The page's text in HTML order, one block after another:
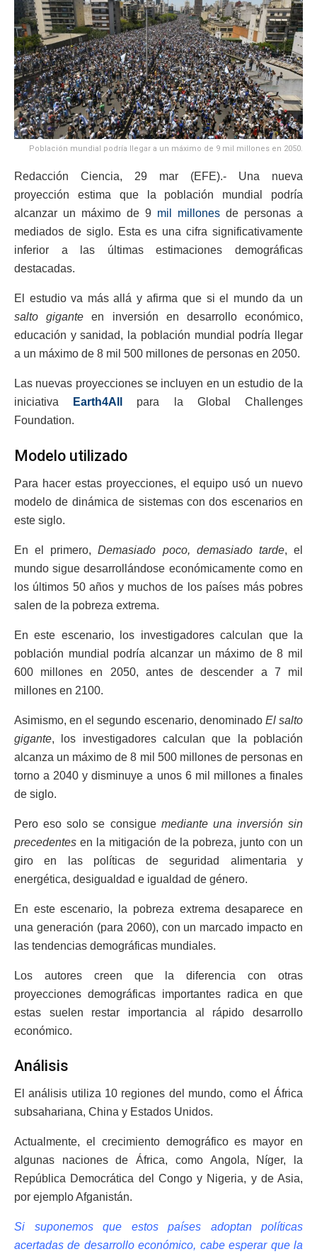
Población mundial podría llegar a un máximo de 9 mil millones en 2050.
Redacción Ciencia, 29 mar (EFE).- Una nueva
proyección estima que la población mundial podría
alcanzar un máximo de 9 mil millones de personas a
mediados de siglo. Esta es una cifra significativamente
inferior a las últimas estimaciones demográficas
destacadas.
El estudio va más allá y afirma que si el mundo da un
salto gigante en inversión en desarrollo económico,
educación y sanidad, la población mundial podría llegar
a un máximo de 8 mil 500 millones de personas en 2050.
Las nuevas proyecciones se incluyen en un estudio de la
iniciativa
Earth4All
para la Global Challenges
Foundation.
Modelo utilizado
Para hacer estas proyecciones, el equipo usó un nuevo
modelo de dinámica de sistemas con dos escenarios en
este siglo.
En el primero,Demasiado poco, demasiado tarde, el
mundo sigue desarrollándose económicamente como en
los últimos 50 años y muchos de los países más pobres
salen de la pobreza extrema.
En este escenario, los investigadores calculan que la
población mundial podría alcanzar un máximo de 8 mil
600 millones en 2050, antes de descender a 7 mil
millones en 2100.
Asimismo, en el segundo escenario, denominado El salto
gigante, los investigadores calculan que la población
alcanza un máximo de 8 mil 500 millones de personas en
torno a 2040 y disminuye a unos 6 mil millones a finales
de siglo.
Pero eso solo se consigue mediante una inversión sin
precedentes en la mitigación de la pobreza, junto con un
giro en las políticas de seguridad alimentaria y
energética, desigualdad e igualdad de género.
En este escenario, la pobreza extrema desaparece en
una generación (para 2060), con un marcado impacto en
las tendencias demográficas mundiales.
Los autores creen que la diferencia con otras
proyecciones demográficas importantes radica en que
estas suelen restar importancia al rápido desarrollo
económico.
Análisis
El análisis utiliza 10 regiones del mundo, como el África
subsahariana, China y Estados Unidos.
Actualmente, el crecimiento demográfico es mayor en
algunas naciones de África, como Angola, Níger, la
República Democrática del Congo y Nigeria, y de Asia,
por ejemplo Afganistán.
Si suponemos que estos países adoptan políticas
acertadas de desarrollo económico, cabe esperar que la